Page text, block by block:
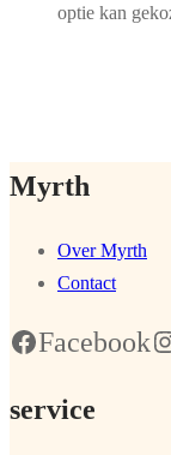
optie kan
Myrth
Over Myrth
Contact
Facebook
service